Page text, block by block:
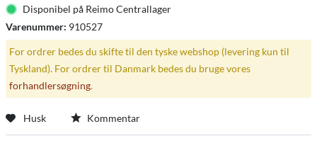
Disponibel på Reimo Centrallager
Varenummer: 910527
For ordrer bedes du skifte til den tyske webshop (levering kun til
Tyskland). For ordrer til Danmark bedes du bruge vores
forhandlersøgning.
Husk Kommentar